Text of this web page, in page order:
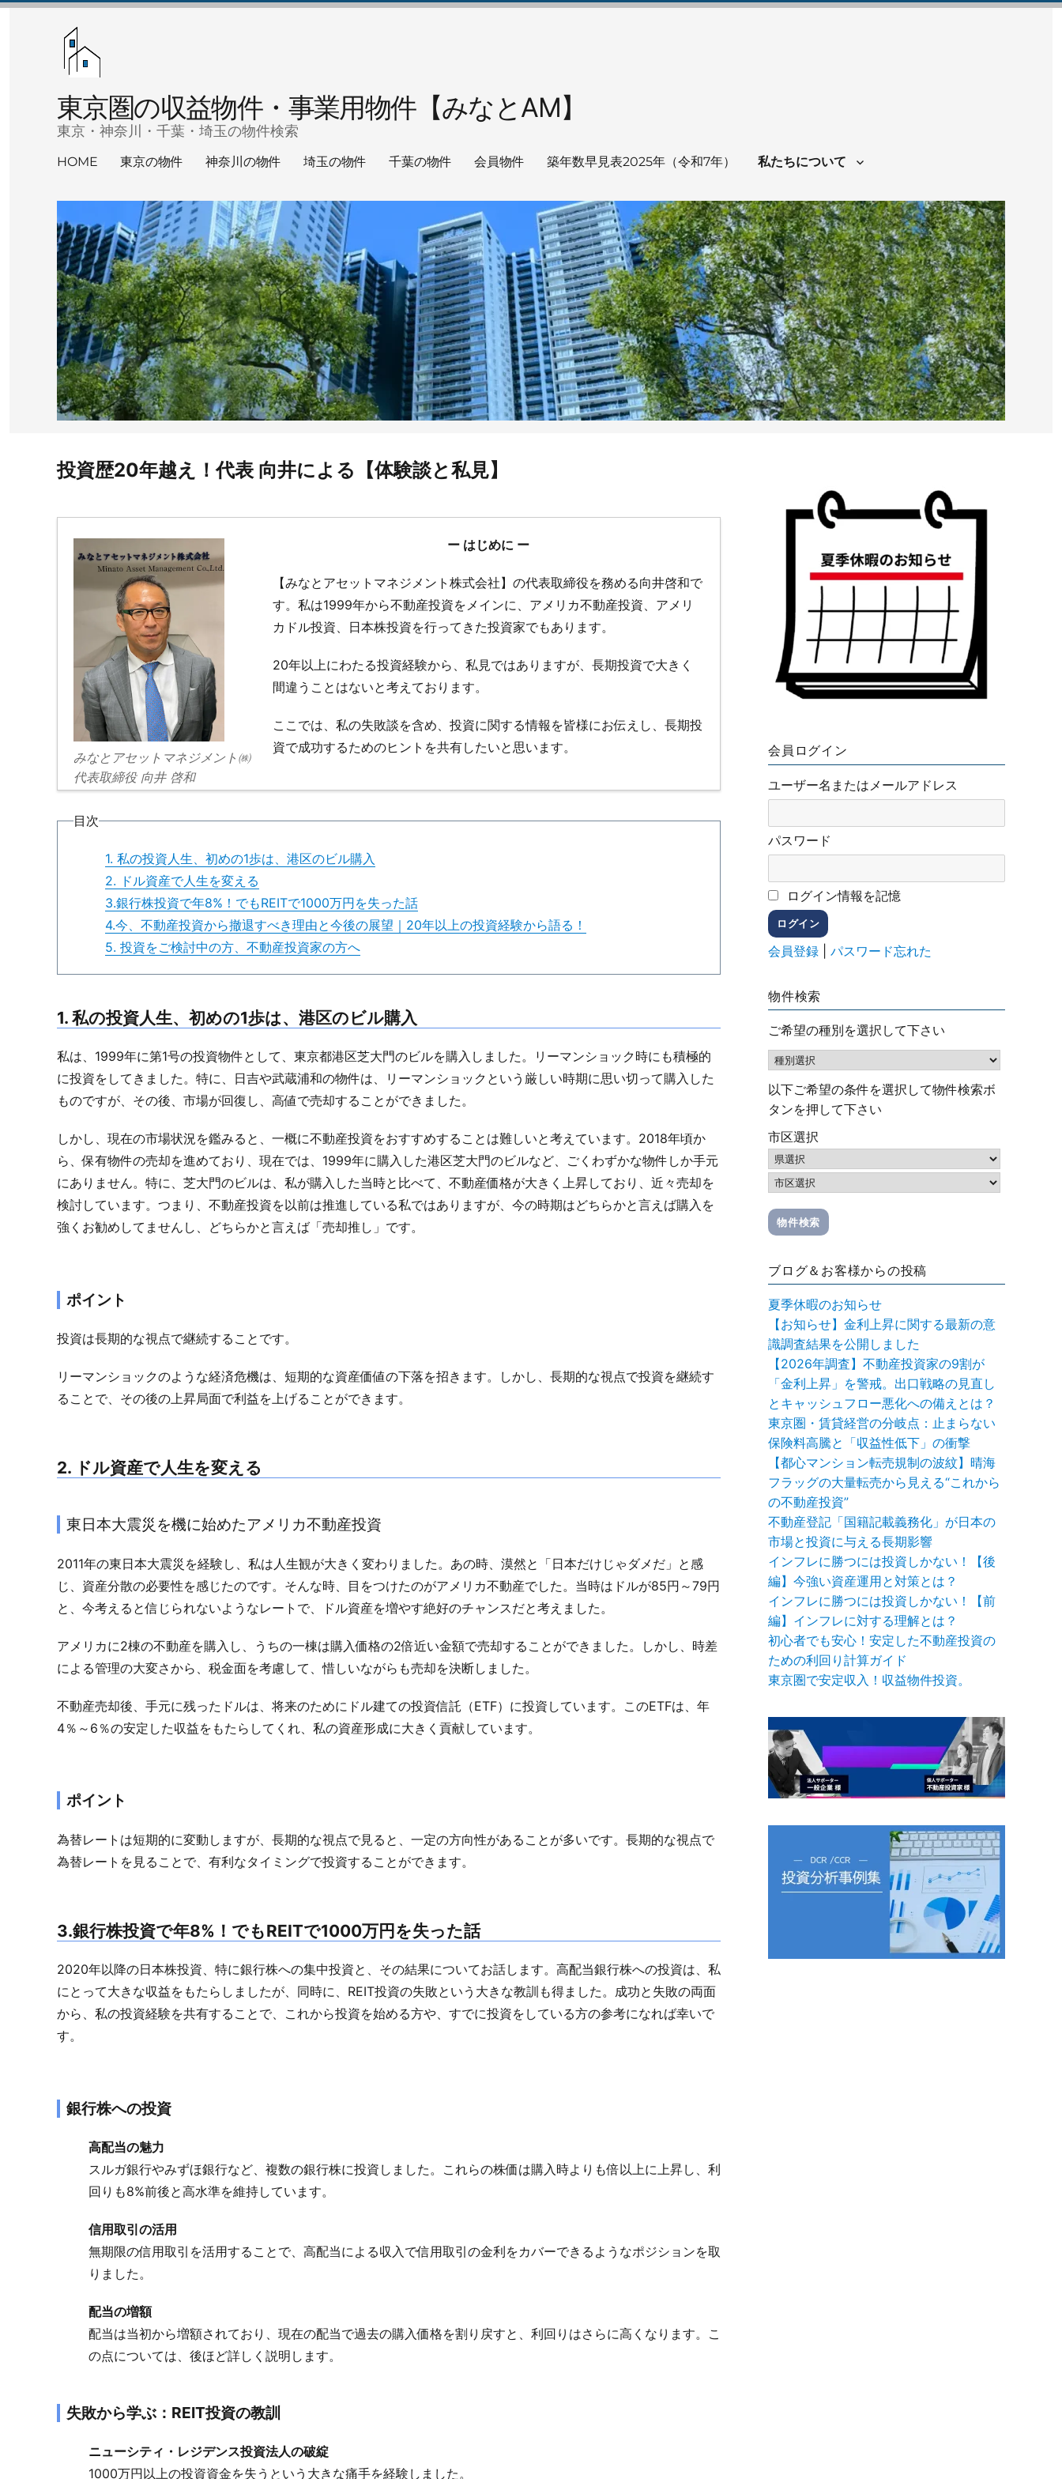
東京圏の収益物件・事業用物件【みなとAM】
東京・神奈川・千葉・埼玉の物件検索
HOME 東京の物件 神奈川の物件 埼玉の物件 千葉の物件 会員物件 築年数早見表2025年（令和7年） 私たちについて
投資歴20年越え！代表 向井による【体験談と私見】
みなとアセットマネジメント㈱
代表取締役 向井 啓和
ー はじめに ー
【みなとアセットマネジメント株式会社】の代表取締役を務める向井啓和で
す。私は1999年から不動産投資をメインに、アメリカ不動産投資、アメリ
カドル投資、日本株投資を行ってきた投資家でもあります。
20年以上にわたる投資経験から、私見ではありますが、長期投資で大きく
間違うことはないと考えております。
ここでは、私の失敗談を含め、投資に関する情報を皆様にお伝えし、長期投
資で成功するためのヒントを共有したいと思います。
目次
1. 私の投資人生、初めの1歩は、港区のビル購入
2. ドル資産で人生を変える
3.銀行株投資で年8%！でもREITで1000万円を失った話
4.今、不動産投資から撤退すべき理由と今後の展望｜20年以上の投資経験から語る！
5. 投資をご検討中の方、不動産投資家の方へ
1. 私の投資人生、初めの1歩は、港区のビル購入
私は、1999年に第1号の投資物件として、東京都港区芝大門のビルを購入しました。リーマンショック時にも積極的
に投資をしてきました。特に、日吉や武蔵浦和の物件は、リーマンショックという厳しい時期に思い切って購入した
ものですが、その後、市場が回復し、高値で売却することができました。
しかし、現在の市場状況を鑑みると、一概に不動産投資をおすすめすることは難しいと考えています。2018年頃か
ら、保有物件の売却を進めており、現在では、1999年に購入した港区芝大門のビルなど、ごくわずかな物件しか手元
にありません。特に、芝大門のビルは、私が購入した当時と比べて、不動産価格が大きく上昇しており、近々売却を
検討しています。つまり、不動産投資を以前は推進している私ではありますが、今の時期はどちらかと言えば購入を
強くお勧めしてませんし、どちらかと言えば「売却推し」です。
ポイント
投資は長期的な視点で継続することです。
リーマンショックのような経済危機は、短期的な資産価値の下落を招きます。しかし、長期的な視点で投資を継続す
ることで、その後の上昇局面で利益を上げることができます。
2. ドル資産で人生を変える
東日本大震災を機に始めたアメリカ不動産投資
2011年の東日本大震災を経験し、私は人生観が大きく変わりました。あの時、漠然と「日本だけじゃダメだ」と感
じ、資産分散の必要性を感じたのです。そんな時、目をつけたのがアメリカ不動産でした。当時はドルが85円～79円
と、今考えると信じられないようなレートで、ドル資産を増やす絶好のチャンスだと考えました。
アメリカに2棟の不動産を購入し、うちの一棟は購入価格の2倍近い金額で売却することができました。しかし、時差
による管理の大変さから、税金面を考慮して、惜しいながらも売却を決断しました。
不動産売却後、手元に残ったドルは、将来のためにドル建ての投資信託（ETF）に投資しています。このETFは、年
4％～6％の安定した収益をもたらしてくれ、私の資産形成に大きく貢献しています。
ポイント
為替レートは短期的に変動しますが、長期的な視点で見ると、一定の方向性があることが多いです。長期的な視点で
為替レートを見ることで、有利なタイミングで投資することができます。
3.銀行株投資で年8%！でもREITで1000万円を失った話
2020年以降の日本株投資、特に銀行株への集中投資と、その結果についてお話します。高配当銀行株への投資は、私
にとって大きな収益をもたらしましたが、同時に、REIT投資の失敗という大きな教訓も得ました。成功と失敗の両面
から、私の投資経験を共有することで、これから投資を始める方や、すでに投資をしている方の参考になれば幸いで
す。
銀行株への投資
高配当の魅力
スルガ銀行やみずほ銀行など、複数の銀行株に投資しました。これらの株価は購入時よりも倍以上に上昇し、利
回りも8%前後と高水準を維持しています。
信用取引の活用
無期限の信用取引を活用することで、高配当による収入で信用取引の金利をカバーできるようなポジションを取
りました。
配当の増額
配当は当初から増額されており、現在の配当で過去の購入価格を割り戻すと、利回りはさらに高くなります。こ
の点については、後ほど詳しく説明します。
失敗から学ぶ：REIT投資の教訓
ニューシティ・レジデンス投資法人の破綻
1000万円以上の投資資金を失うという大きな痛手を経験しました。
会員ログイン
ユーザー名またはメールアドレス
パスワード
ログイン情報を記憶
会員登録 パスワード忘れた
物件検索
ご希望の種別を選択して下さい
以下ご希望の条件を選択して物件検索ボ
タンを押して下さい
市区選択
ブログ＆お客様からの投稿
夏季休暇のお知らせ
【お知らせ】金利上昇に関する最新の意
識調査結果を公開しました
【2026年調査】不動産投資家の9割が
「金利上昇」を警戒。出口戦略の見直し
とキャッシュフロー悪化への備えとは？
東京圏・賃貸経営の分岐点：止まらない
保険料高騰と「収益性低下」の衝撃
【都心マンション転売規制の波紋】晴海
フラッグの大量転売から見える“これから
の不動産投資”
不動産登記「国籍記載義務化」が日本の
市場と投資に与える長期影響
インフレに勝つには投資しかない！【後
編】今強い資産運用と対策とは？
インフレに勝つには投資しかない！【前
編】インフレに対する理解とは？
初心者でも安心！安定した不動産投資の
ための利回り計算ガイド
東京圏で安定収入！収益物件投資。